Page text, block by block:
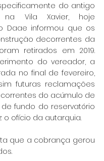
do antigo
na Vila Xavier, hoje
Daae informou que os
decorrentes da
retirados em 2019.
do vereador, a
no final de fevereiro,
futuras reclamações
do acúmulo de
fundo do reservatório
o ofício da autarquia.
que a cobrança gerou